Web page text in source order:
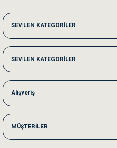
Me***** Ya******
Akşam verdiğim sipariş bir sonraki gün
Ka***** Ar******
Ufak bir sorun harici sorun olmadı
SEVİLEN KATEGORİLER
SEVİLEN KATEGORİLER
Alışveriş
MÜŞTERİLER